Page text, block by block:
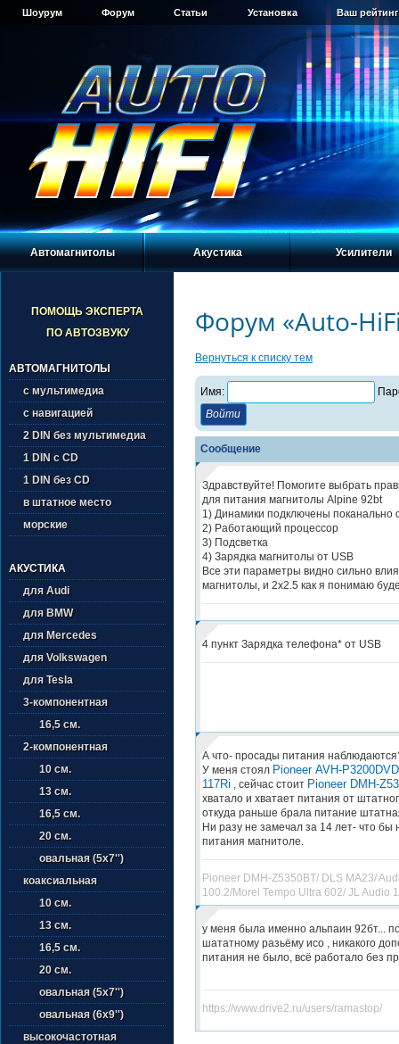
Шоурум Форум Статьи Установка Ваш
Автомагнитолы Акустика Усилители
ПОМОЩЬ ЭКСПЕРТА
ПО АВТОЗВУКУ
АВТОМАГНИТОЛЫ
с мультимедиа
с навигацией
2 DIN без мультимедиа
1 DIN с CD
1 DIN без CD
в штатное место
морские
АКУСТИКА
для Audi
для BMW
для Mercedes
для Volkswagen
для Tesla
3-компонентная
16,5 см.
2-компонентная
10 см.
13 см.
16,5 см.
20 см.
овальная (5х7'')
коаксиальная
10 см.
13 см.
16,5 см.
20 см.
овальная (5х7'')
овальная (6х9'')
высокочастотная
Форум «Auto-
Вернуться к списку тем
Имя:
Сообщение
Здравствуйте! Помогите выбрать
для питания магнитолы Alpine 92bt
1) Динамики подключены поканально
2) Работающий процессор
3) Подсветка
4) Зарядка магнитолы от USB
Все эти параметры видно сильно
магнитолы, и 2х2.5 как я понимаю
4 пункт Зарядка телефона* от USB
А что- просады питания
У меня стоял Pioneer AVH-P3200DVD
117Ri , сейчас стоит Pioneer DMH-
хватало и хватает питания от
откуда раньше брала питание
Ни разу не замечал за 14 лет- что бы
питания магнитоле.
Pioneer DMH-Z5350BT/ DLS MA23/
100.2/Morel Tempo Ultra 602/ JL Audio
у меня была именно альпаин 92бт...
шататному разьёму исо , никакого
питания не было, всё работало без
https://www.drive2.ru/users/ramastop/